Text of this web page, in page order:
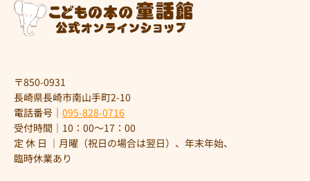
〒850-0931
長崎県長崎市南山手町2-10
電話番号｜ 095-828-0716
受付時間｜10：00～17：00
定 休 日 ｜月曜（祝日の場合は翌日）、年末年始、
臨時休業あり